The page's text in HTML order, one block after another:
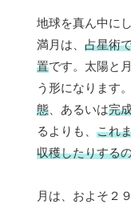
地球を真ん中に
満月は、 占星術
置です。太陽と
う形になります
態 、あるいは完
るよりも、 これ
収穫したりする
月は、およそ２